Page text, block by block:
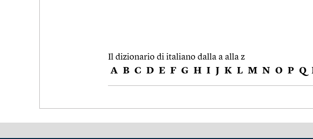
Il dizionario di italiano dalla a alla z
A B C D E F G H I J K L M N O P Q